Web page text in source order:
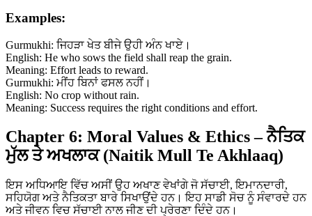
Examples:
Gurmukhi: ਜਿਹੜਾ ਖੇਤ ਬੀਜੇ ਉਹੀ ਅੰਨ ਖਾਏ।
English: He who sows the field shall reap the grain.
Meaning: Effort leads to reward.
Gurmukhi: ਮੀਂਹ ਬਿਨਾਂ ਫਸਲ ਨਹੀਂ।
English: No crop without rain.
Meaning: Success requires the right conditions and effort.
Chapter 6: Moral Values & Ethics – ਨੈਤਿਕ
ਮੁੱਲ ਤੇ ਅਖਲਾਕ (Naitik Mull Te Akhlaaq)
ਇਸ ਅਧਿਆਇ ਵਿੱਚ ਅਸੀਂ ਉਹ ਅਖਾਣ ਵੇਖਾਂਗੇ ਜੋ ਸੱਚਾਈ, ਇਮਾਨਦਾਰੀ,
ਸਹਿਯੋਗ ਅਤੇ ਨੈਤਿਕਤਾ ਬਾਰੇ ਸਿਖਾਉਂਦੇ ਹਨ। ਇਹ ਸਾਡੀ ਸੋਚ ਨੂੰ ਸੰਵਾਰਦੇ ਹਨ
ਅਤੇ ਜੀਵਨ ਵਿਚ ਸੱਚਾਈ ਨਾਲ ਜੀਣ ਦੀ ਪ੍ਰੇਰਣਾ ਦਿੰਦੇ ਹਨ।